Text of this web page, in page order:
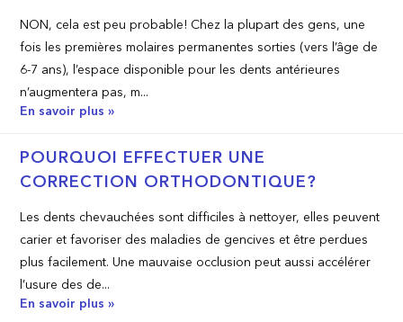
NON, cela est peu probable! Chez la plupart des gens, une
fois les premières molaires permanentes sorties (vers l’âge de
6-7 ans), l’espace disponible pour les dents antérieures
n’augmentera pas, m...
En savoir plus »
POURQUOI EFFECTUER UNE
CORRECTION ORTHODONTIQUE?
Les dents chevauchées sont difficiles à nettoyer, elles peuvent
carier et favoriser des maladies de gencives et être perdues
plus facilement. Une mauvaise occlusion peut aussi accélérer
l’usure des de...
En savoir plus »